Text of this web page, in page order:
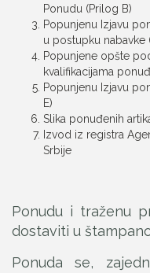
Ponudu (Prilog B)
Popunjenu Izjavu
u postupku nabavke
Popunjene opšte
kvalifikacijama
Popunjenu Izjavu
E)
Slika ponuđenih
Izvod iz registra
Srbije
Ponudu i traženu
dostaviti u
Ponuda se,